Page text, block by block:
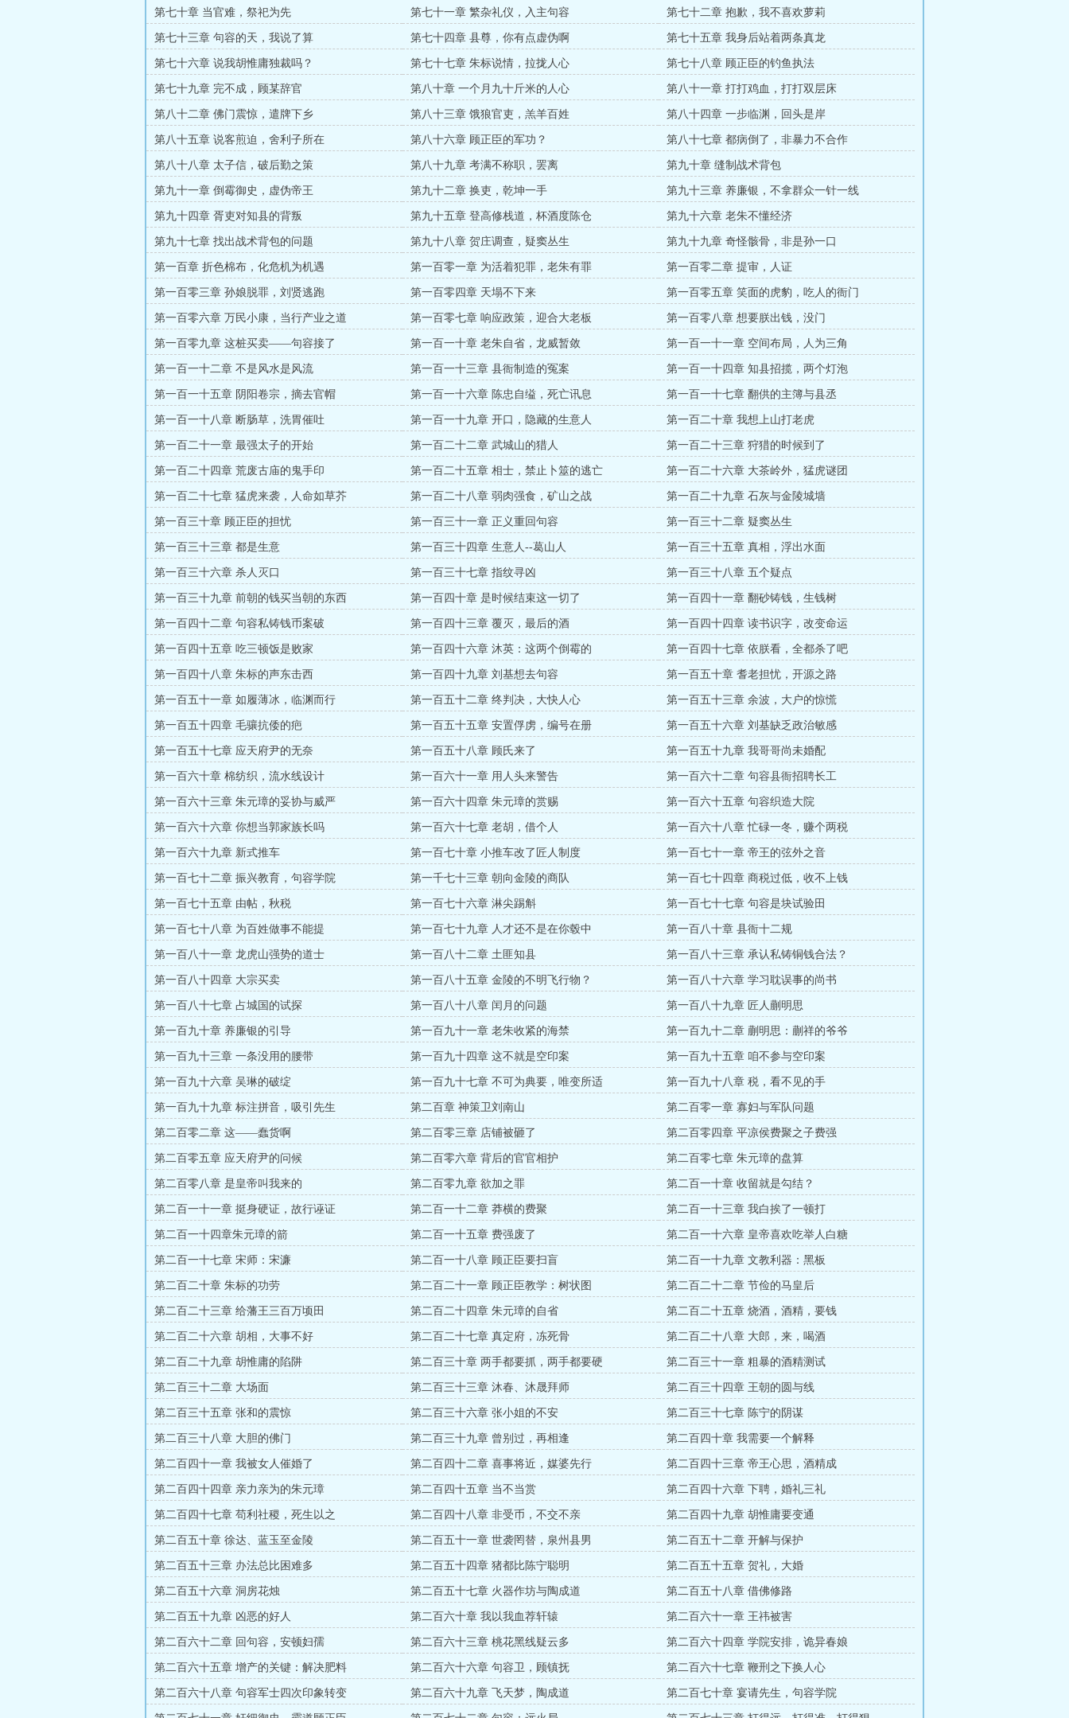
第七十章 当官难，祭祀为先 第七十一章 繁杂礼仪，入主句容 第七十二章 抱歉，我不喜欢萝莉
第七十三章 句容的天，我说了算 第七十四章 县尊，你有点虚伪啊 第七十五章 我身后站着两条真龙
第七十六章 说我胡惟庸独裁吗？ 第七十七章 朱标说情，拉拢人心 第七十八章 顾正臣的钓鱼执法
第七十九章 完不成，顾某辞官 第八十章 一个月九十斤米的人心 第八十一章 打打鸡血，打打双层床
第八十二章 佛门震惊，遣牌下乡 第八十三章 饿狼官吏，羔羊百姓 第八十四章 一步临渊，回头是岸
第八十五章 说客煎迫，舍利子所在 第八十六章 顾正臣的军功？ 第八十七章 都病倒了，非暴力不合作
第八十八章 太子信，破后勤之策 第八十九章 考满不称职，罢离 第九十章 缝制战术背包
第九十一章 倒霉御史，虚伪帝王 第九十二章 换吏，乾坤一手 第九十三章 养廉银，不拿群众一针一线
第九十四章 胥吏对知县的背叛 第九十五章 登高修栈道，杯酒度陈仓 第九十六章 老朱不懂经济
第九十七章 找出战术背包的问题 第九十八章 贺庄调查，疑窦丛生 第九十九章 奇怪骸骨，非是孙一口
第一百章 折色棉布，化危机为机遇 第一百零一章 为活着犯罪，老朱有罪 第一百零二章 提审，人证
第一百零三章 孙娘脱罪，刘贤逃跑 第一百零四章 天塌不下来 第一百零五章 笑面的虎豹，吃人的衙门
第一百零六章 万民小康，当行产业之道 第一百零七章 响应政策，迎合大老板 第一百零八章 想要朕出钱，没门
第一百零九章 这桩买卖——句容接了 第一百一十章 老朱自省，龙威暂敛 第一百一十一章 空间布局，人为三角
第一百一十二章 不是风水是风流 第一百一十三章 县衙制造的冤案 第一百一十四章 知县招揽，两个灯泡
第一百一十五章 阴阳卷宗，摘去官帽 第一百一十六章 陈忠自缢，死亡讯息 第一百一十七章 翻供的主簿与县丞
第一百一十八章 断肠草，洗胃催吐 第一百一十九章 开口，隐藏的生意人 第一百二十章 我想上山打老虎
第一百二十一章 最强太子的开始 第一百二十二章 武城山的猎人 第一百二十三章 狩猎的时候到了
第一百二十四章 荒废古庙的鬼手印 第一百二十五章 相士，禁止卜筮的逃亡 第一百二十六章 大茶岭外，猛虎谜团
第一百二十七章 猛虎来袭，人命如草芥 第一百二十八章 弱肉强食，矿山之战 第一百二十九章 石灰与金陵城墙
第一百三十章 顾正臣的担忧 第一百三十一章 正义重回句容 第一百三十二章 疑窦丛生
第一百三十三章 都是生意 第一百三十四章 生意人--葛山人 第一百三十五章 真相，浮出水面
第一百三十六章 杀人灭口 第一百三十七章 指纹寻凶 第一百三十八章 五个疑点
第一百三十九章 前朝的钱买当朝的东西 第一百四十章 是时候结束这一切了 第一百四十一章 翻砂铸钱，生钱树
第一百四十二章 句容私铸钱币案破 第一百四十三章 覆灭，最后的酒 第一百四十四章 读书识字，改变命运
第一百四十五章 吃三顿饭是败家 第一百四十六章 沐英：这两个倒霉的 第一百四十七章 依朕看，全都杀了吧
第一百四十八章 朱标的声东击西 第一百四十九章 刘基想去句容 第一百五十章 耆老担忧，开源之路
第一百五十一章 如履薄冰，临渊而行 第一百五十二章 终判决，大快人心 第一百五十三章 余波，大户的惊慌
第一百五十四章 毛骧抗倭的疤 第一百五十五章 安置俘虏，编号在册 第一百五十六章 刘基缺乏政治敏感
第一百五十七章 应天府尹的无奈 第一百五十八章 顾氏来了 第一百五十九章 我哥哥尚未婚配
第一百六十章 棉纺织，流水线设计 第一百六十一章 用人头来警告 第一百六十二章 句容县衙招聘长工
第一百六十三章 朱元璋的妥协与威严 第一百六十四章 朱元璋的赏赐 第一百六十五章 句容织造大院
第一百六十六章 你想当郭家族长吗 第一百六十七章 老胡，借个人 第一百六十八章 忙碌一冬，赚个两税
第一百六十九章 新式推车 第一百七十章 小推车改了匠人制度 第一百七十一章 帝王的弦外之音
第一百七十二章 振兴教育，句容学院 第一千七十三章 朝向金陵的商队 第一百七十四章 商税过低，收不上钱
第一百七十五章 由帖，秋税 第一百七十六章 淋尖踢斛 第一百七十七章 句容是块试验田
第一百七十八章 为百姓做事不能提 第一百七十九章 人才还不是在你毂中 第一百八十章 县衙十二规
第一百八十一章 龙虎山强势的道士 第一百八十二章 土匪知县 第一百八十三章 承认私铸铜钱合法？
第一百八十四章 大宗买卖 第一百八十五章 金陵的不明飞行物？ 第一百八十六章 学习耽误事的尚书
第一百八十七章 占城国的试探 第一百八十八章 闰月的问题 第一百八十九章 匠人蒯明思
第一百九十章 养廉银的引导 第一百九十一章 老朱收紧的海禁 第一百九十二章 蒯明思：蒯祥的爷爷
第一百九十三章 一条没用的腰带 第一百九十四章 这不就是空印案 第一百九十五章 咱不参与空印案
第一百九十六章 吴琳的破绽 第一百九十七章 不可为典要，唯变所适 第一百九十八章 税，看不见的手
第一百九十九章 标注拼音，吸引先生 第二百章 神策卫刘南山 第二百零一章 寡妇与军队问题
第二百零二章 这——蠢货啊 第二百零三章 店铺被砸了 第二百零四章 平凉侯费聚之子费强
第二百零五章 应天府尹的问候 第二百零六章 背后的官官相护 第二百零七章 朱元璋的盘算
第二百零八章 是皇帝叫我来的 第二百零九章 欲加之罪 第二百一十章 收留就是勾结？
第二百一十一章 挺身硬证，故行诬证 第二百一十二章 莽横的费聚 第二百一十三章 我白挨了一顿打
第二百一十四章朱元璋的箭 第二百一十五章 费强废了 第二百一十六章 皇帝喜欢吃举人白糖
第二百一十七章 宋师：宋濂 第二百一十八章 顾正臣要扫盲 第二百一十九章 文教利器：黑板
第二百二十章 朱标的功劳 第二百二十一章 顾正臣教学：树状图 第二百二十二章 节俭的马皇后
第二百二十三章 给藩王三百万顷田 第二百二十四章 朱元璋的自省 第二百二十五章 烧酒，酒精，要钱
第二百二十六章 胡相，大事不好 第二百二十七章 真定府，冻死骨 第二百二十八章 大郎，来，喝酒
第二百二十九章 胡惟庸的陷阱 第二百三十章 两手都要抓，两手都要硬 第二百三十一章 粗暴的酒精测试
第二百三十二章 大场面 第二百三十三章 沐春、沐晟拜师 第二百三十四章 王朝的圆与线
第二百三十五章 张和的震惊 第二百三十六章 张小姐的不安 第二百三十七章 陈宁的阴谋
第二百三十八章 大胆的佛门 第二百三十九章 曾别过，再相逢 第二百四十章 我需要一个解释
第二百四十一章 我被女人催婚了 第二百四十二章 喜事将近，媒婆先行 第二百四十三章 帝王心思，酒精成
第二百四十四章 亲力亲为的朱元璋 第二百四十五章 当不当赏 第二百四十六章 下聘，婚礼三礼
第二百四十七章 苟利社稷，死生以之 第二百四十八章 非受币，不交不亲 第二百四十九章 胡惟庸要变通
第二百五十章 徐达、蓝玉至金陵 第二百五十一章 世袭罔替，泉州县男 第二百五十二章 开解与保护
第二百五十三章 办法总比困难多 第二百五十四章 猪都比陈宁聪明 第二百五十五章 贺礼，大婚
第二百五十六章 洞房花烛 第二百五十七章 火器作坊与陶成道 第二百五十八章 借佛修路
第二百五十九章 凶恶的好人 第二百六十章 我以我血荐轩辕 第二百六十一章 王祎被害
第二百六十二章 回句容，安顿妇孺 第二百六十三章 桃花黑线疑云多 第二百六十四章 学院安排，诡异春娘
第二百六十五章 增产的关键：解决肥料 第二百六十六章 句容卫，顾镇抚 第二百六十七章 鞭刑之下换人心
第二百六十八章 句容军士四次印象转变 第二百六十九章 飞天梦，陶成道 第二百七十章 宴请先生，句容学院